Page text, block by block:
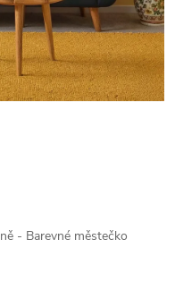
- Barevné městečko